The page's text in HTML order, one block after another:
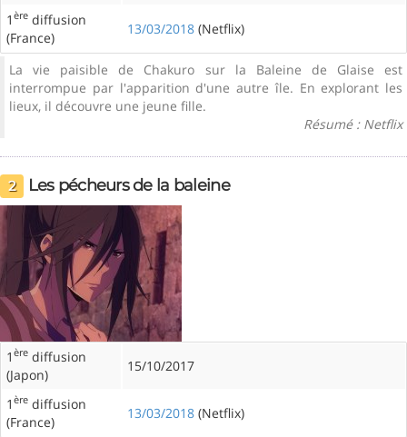
1 ère diffusion
(France)
13/03/2018 (Netflix)
La vie paisible de Chakuro sur la Baleine de Glaise est
interrompue par l'apparition d'une autre île. En explorant les
lieux, il découvre une jeune fille.
Résumé : Netflix
2 Les pécheurs de la baleine
1 ère diffusion
(Japon)
15/10/2017
1 ère diffusion
(France)
13/03/2018 (Netflix)